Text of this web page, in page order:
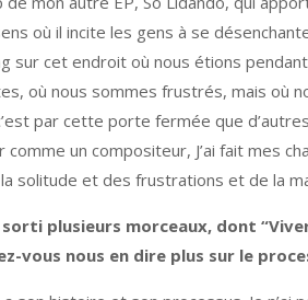
où il incite les gens à se
sur cet endroit où nous étions
où nous sommes frustrés, mais où
par cette porte fermée que
un compositeur, J’ai fait mes
solitude et des frustrations et de la
plusieurs morceaux, dont
vous nous en dire plus sur le